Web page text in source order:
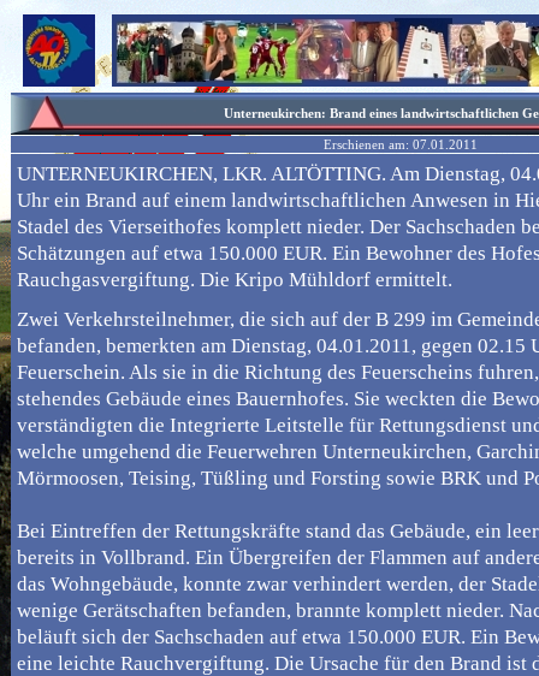
Unterneukirchen: Brand eines landwirtschaftlichen
Erschienen am: 07.01.2011
UNTERNEUKIRCHEN, LKR. ALTÖTTING. Am Dienstag,
Uhr ein Brand auf einem landwirtschaftlichen Anwesen in
Stadel des Vierseithofes komplett nieder. Der Sachschaden
Schätzungen auf etwa 150.000 EUR. Ein Bewohner des
Rauchgasvergiftung. Die Kripo Mühldorf ermittelt.
Zwei Verkehrsteilnehmer, die sich auf der B 299 im
befanden, bemerkten am Dienstag, 04.01.2011, gegen 02.15
Feuerschein. Als sie in die Richtung des Feuerscheins
stehendes Gebäude eines Bauernhofes. Sie weckten die
verständigten die Integrierte Leitstelle für Rettungsdienst
welche umgehend die Feuerwehren Unterneukirchen,
Mörmoosen, Teising, Tüßling und Forsting sowie BRK und
Bei Eintreffen der Rettungskräfte stand das Gebäude, ein
bereits in Vollbrand. Ein Übergreifen der Flammen auf
das Wohngebäude, konnte zwar verhindert werden, der
wenige Gerätschaften befanden, brannte komplett nieder.
beläuft sich der Sachschaden auf etwa 150.000 EUR. Ein
eine leichte Rauchvergiftung. Die Ursache für den Brand ist